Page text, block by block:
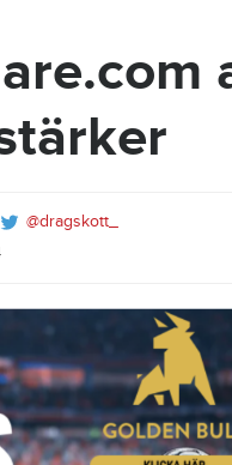
@dragskott_